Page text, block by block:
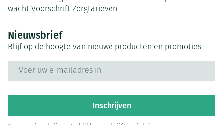
wacht Voorschrift Zorgtarieven
Nieuwsbrief
Blijf op de hoogte van nieuwe producten en promoties
Inschrijven